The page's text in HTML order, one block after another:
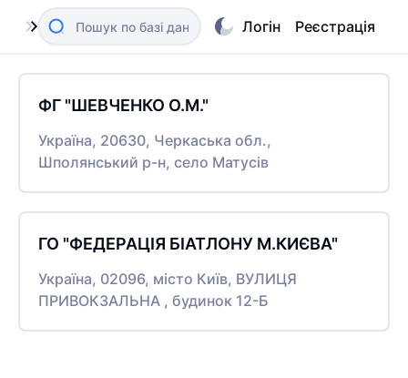
Логін Реєстрація
ФГ "ШЕВЧЕНКО О.М."
Україна, 20630, Черкаська обл.,
Шполянський р-н, село Матусів
ГО "ФЕДЕРАЦІЯ БІАТЛОНУ М.КИЄВА"
Україна, 02096, місто Київ, ВУЛИЦЯ
ПРИВОКЗАЛЬНА , будинок 12-Б